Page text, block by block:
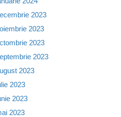
2023
2023
2023
2023
2023
2023
2023
2023